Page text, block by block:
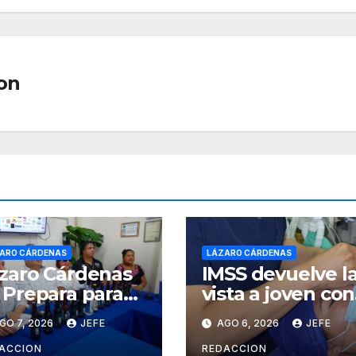
CÁRDENAS
Cárdenas
para
el Festival
de
7, 2026 JEFE
LÁZARO CÁRDENAS
IMSS devuelve
vista a joven con
catarata
congénita tras
AGO 6, 2026 JEFE
REDACCION